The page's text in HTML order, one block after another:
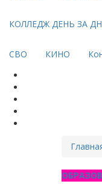
КОЛЛЕДЖ ДЕНЬ ЗА
СВО КИНО